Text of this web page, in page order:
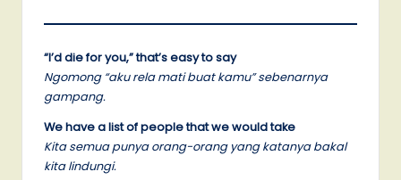
“I’d die for you,” that’s easy to say
Ngomong “aku rela mati buat kamu” sebenarnya
gampang.
We have a list of people that we would take
Kita semua punya orang-orang yang katanya bakal
kita lindungi.